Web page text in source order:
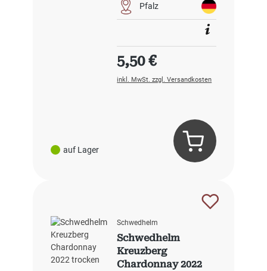
auf Lager
Pfalz
Regulärer Preis:
5,50 €
inkl. MwSt. zzgl. Versandkosten
Schwedhelm
Schwedhelm
Kreuzberg
Chardonnay 2022